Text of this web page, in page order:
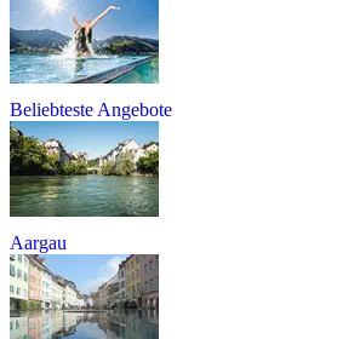
Beliebteste Angebote
Aargau